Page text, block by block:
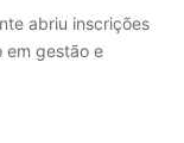
abriu inscrições
em gestão e